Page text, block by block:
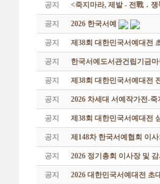
공지 <죽지마라, 제발 - 전戰 ․
공지 2026 한국서예
공지 제38회 대한민국서예대전
공지 한국서예도서관건립기금
공지 제38회 대한민국서예대전
공지 2026 차세대 서예작가전-
공지 제38회 대한민국서예대전
공지 제148차 한국서예협회 이
공지 2026 정기총회 이사장 및
공지 2026 대한민국서예대전 초